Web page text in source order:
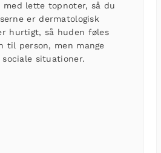
med lette topnoter, så du
er dermatologisk
hurtigt, så huden føles
til person, men mange
situationer.